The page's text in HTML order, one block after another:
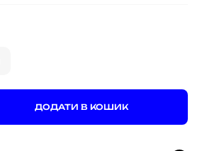
ДОДАТИ В КОШИК